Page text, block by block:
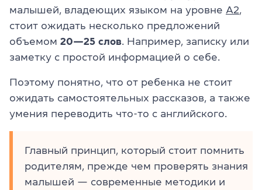
малышей, владеющих языком на уровне А2,
стоит ожидать несколько предложений
объемом 20—25 слов. Например, записку или
заметку с простой информацией о себе.
Поэтому понятно, что от ребенка не стоит
ожидать самостоятельных рассказов, а также
умения переводить что-то с английского.
Главный принцип, который стоит помнить
родителям, прежде чем проверять знания
малышей — современные методики и